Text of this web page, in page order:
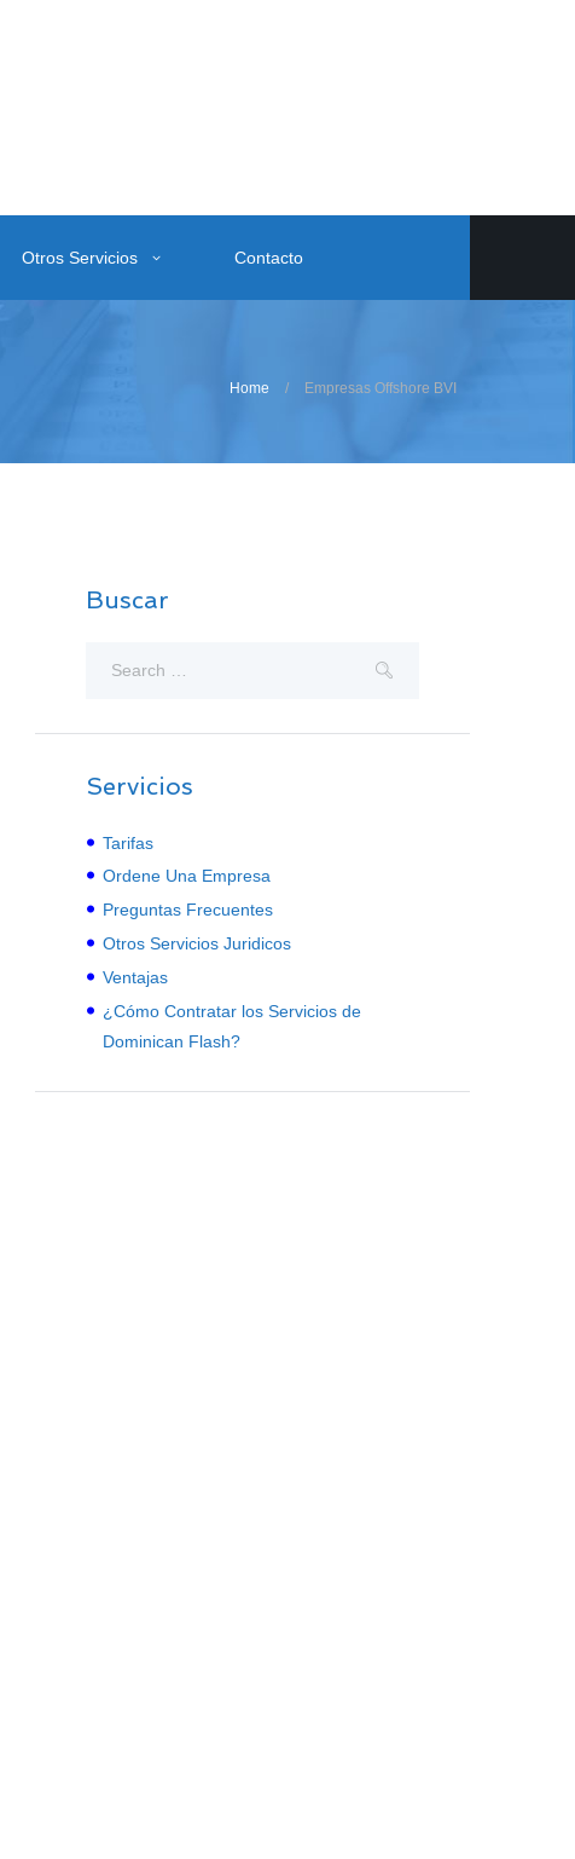
Otros Servicios Contacto
Home Empresas Offshore BVI
Buscar
Servicios
Tarifas
Ordene Una Empresa
Preguntas Frecuentes
Otros Servicios Juridicos
Ventajas
¿Cómo Contratar los Servicios de
Dominican Flash?